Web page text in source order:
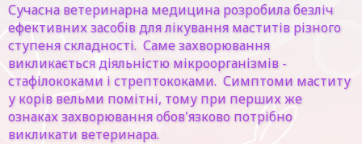
Сучасна ветеринарна медицина розробила безліч
ефективних засобів для лікування маститів різного
ступеня складності. Саме захворювання
викликається діяльністю мікроорганізмів -
стафілококами і стрептококами. Симптоми маститу
у корів вельми помітні, тому при перших же
ознаках захворювання обов'язково потрібно
викликати ветеринара.